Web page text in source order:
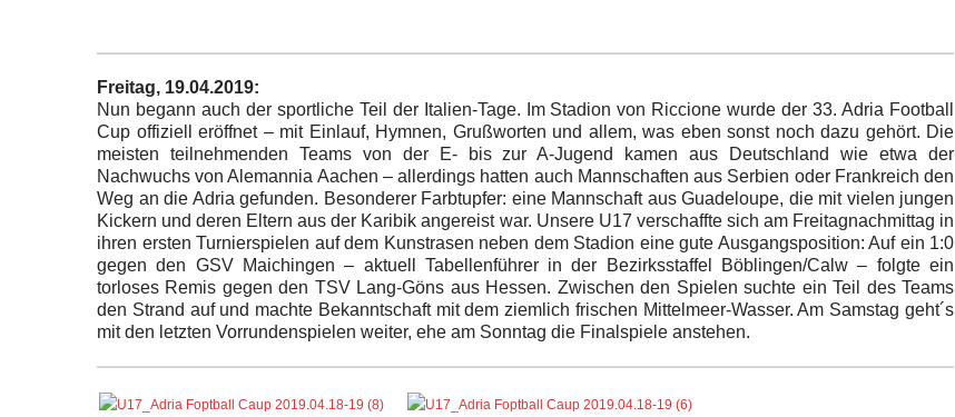
Freitag, 19.04.2019:
Nun begann auch der sportliche Teil der Italien-Tage. Im Stadion von Riccione wurde der 33. Adria Football
Cup offiziell eröffnet – mit Einlauf, Hymnen, Grußworten und allem, was eben sonst noch dazu gehört. Die
meisten teilnehmenden Teams von der E- bis zur A-Jugend kamen aus Deutschland wie etwa der
Nachwuchs von Alemannia Aachen – allerdings hatten auch Mannschaften aus Serbien oder Frankreich den
Weg an die Adria gefunden. Besonderer Farbtupfer: eine Mannschaft aus Guadeloupe, die mit vielen jungen
Kickern und deren Eltern aus der Karibik angereist war. Unsere U17 verschaffte sich am Freitagnachmittag in
ihren ersten Turnierspielen auf dem Kunstrasen neben dem Stadion eine gute Ausgangsposition: Auf ein 1:0
gegen den GSV Maichingen – aktuell Tabellenführer in der Bezirksstaffel Böblingen/Calw – folgte ein
torloses Remis gegen den TSV Lang-Göns aus Hessen. Zwischen den Spielen suchte ein Teil des Teams
den Strand auf und machte Bekanntschaft mit dem ziemlich frischen Mittelmeer-Wasser. Am Samstag geht´s
mit den letzten Vorrundenspielen weiter, ehe am Sonntag die Finalspiele anstehen.